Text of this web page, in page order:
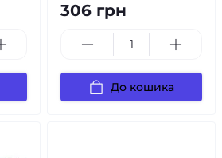
306 грн
До кошика